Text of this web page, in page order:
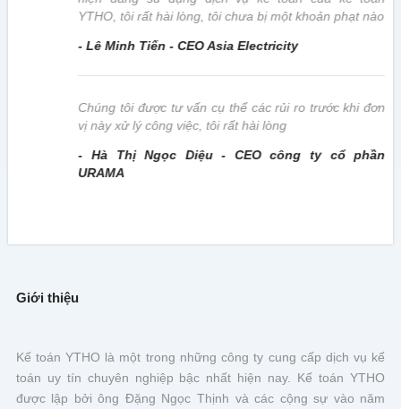
YTHO, tôi rất hài lòng, tôi chưa bị một khoản phạt nào
- Lê Minh Tiến - CEO Asia Electricity
Chúng tôi được tư vấn cụ thể các rủi ro trước khi đơn
vị này xử lý công việc, tôi rất hài lòng
- Hà Thị Ngọc Diệu - CEO công ty cổ phần
URAMA
Giới thiệu
Kế toán YTHO là một trong những công ty cung cấp dịch vụ kế
toán uy tín chuyên nghiệp bậc nhất hiện nay. Kế toán YTHO
được lập bởi ông Đặng Ngọc Thịnh và các cộng sự vào năm